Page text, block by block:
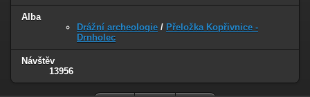
Alba
Drážní archeologie / Přeložka Kopřivnice -
Drnholec
Návštěv
13956